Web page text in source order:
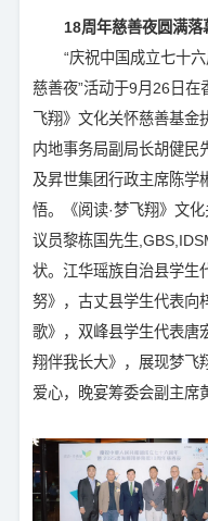
18周年慈善夜圆满落
“庆祝中国成立七十
慈善夜”活动于9月26日在
飞翔》文化关怀慈善基金
内地事务局副局长胡健民
及昇世集团行政主席陈学
悟。《阅读·梦飞翔》文
议员黎栋国先生
状。江华瑶族自治县学生
努》，古丈县学生代表向
歌》，双峰县学生代表唐
翔伴我长大》，展现梦飞
爱心，晚宴筹委会副主席